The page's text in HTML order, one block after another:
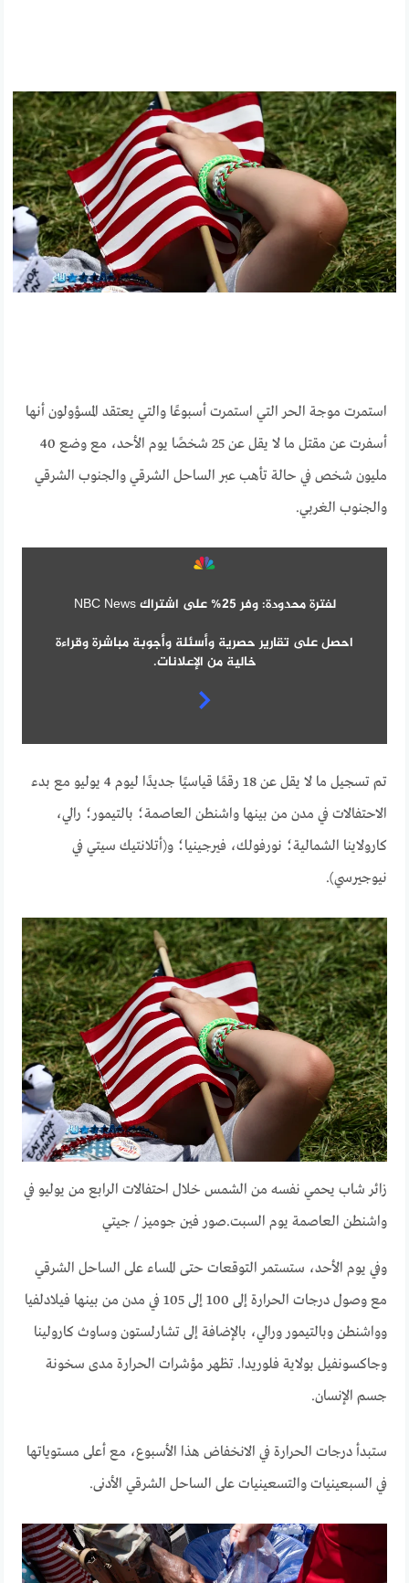
استمرت موجة الحر التي استمرت أسبوعًا والتي يعتقد المسؤولون أنها
أسفرت عن مقتل ما لا يقل عن 25 شخصًا يوم الأحد، مع وضع 40
مليون شخص في حالة تأهب عبر الساحل الشرقي والجنوب الشرقي
والجنوب الغربي.
لفترة محدودة: وفر 25% على اشتراك NBC News
احصل على تقارير حصرية وأسئلة وأجوبة مباشرة وقراءة
خالية من الإعلانات.
تم تسجيل ما لا يقل عن 18 رقمًا قياسيًا جديدًا ليوم 4 يوليو مع بدء
الاحتفالات في مدن من بينها واشنطن العاصمة؛ بالتيمور؛ رالي،
كارولاينا الشمالية؛ نورفولك، فيرجينيا؛ و(أتلانتيك سيتي في
نيوجيرسي).
زائر شاب يحمي نفسه من الشمس خلال احتفالات الرابع من يوليو في
واشنطن العاصمة يوم السبت.صور فين جوميز / جيتي
وفي يوم الأحد، ستستمر التوقعات حتى المساء على الساحل الشرقي
مع وصول درجات الحرارة إلى 100 إلى 105 في مدن من بينها فيلادلفيا
وواشنطن وبالتيمور ورالي، بالإضافة إلى تشارلستون وساوث كارولينا
وجاكسونفيل بولاية فلوريدا. تظهر مؤشرات الحرارة مدى سخونة
جسم الإنسان.
ستبدأ درجات الحرارة في الانخفاض هذا الأسبوع، مع أعلى مستوياتها
في السبعينيات والتسعينيات على الساحل الشرقي الأدنى.